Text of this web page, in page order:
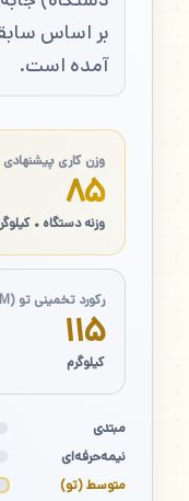
بر اساس
آمده است.
وزن کاری پیشنهادی برای ۸ تا
۸۵
وزنه دستگاه •
رکورد تخمینی تو (۱RM)
۱۱۵
کیلوگرم
مبتدی
نیمه‌حرفه‌ای
متوسط (تو)